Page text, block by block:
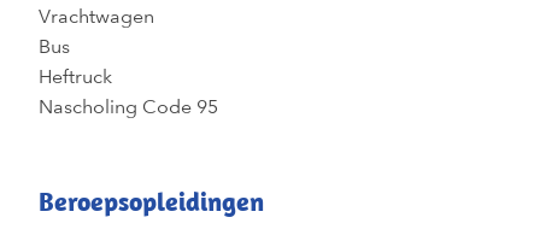
Vrachtwagen
Bus
Heftruck
Nascholing Code 95
Beroepsopleidingen